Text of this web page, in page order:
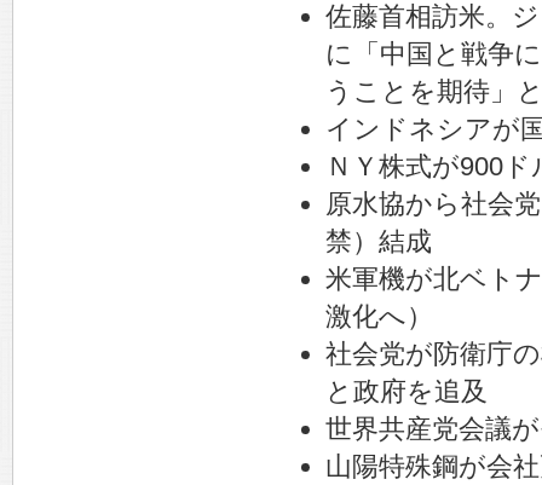
佐藤首相訪米。
に「中国と戦争
うことを期待」
インドネシアが
ＮＹ株式が900ド
原水協から社会
禁）結成
米軍機が北ベト
激化へ）
社会党が防衛庁
と政府を追及
世界共産党会議
山陽特殊鋼が会